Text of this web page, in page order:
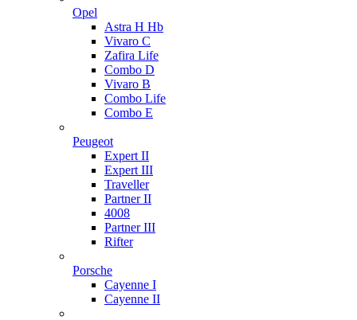
Opel
Astra H Hb
Vivaro C
Zafira Life
Combo D
Vivaro B
Combo Life
Combo E
Peugeot
Expert II
Expert III
Traveller
Partner II
4008
Partner III
Rifter
Porsche
Cayenne I
Cayenne II